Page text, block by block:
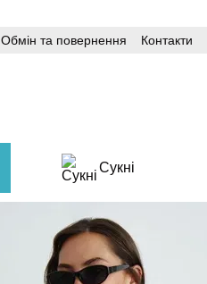
Обмін та повернення Контакти
Сукні